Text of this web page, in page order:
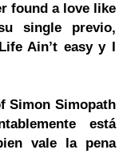
found a love like
single previo,
Ain’t easy y I
Simon Simopath
está
vale la pena